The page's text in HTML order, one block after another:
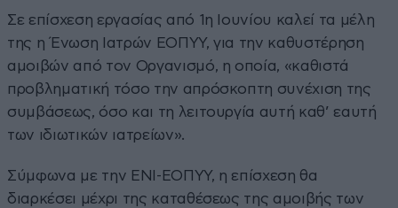
Σε επίσχεση εργασίας από 1η Ιουνίου καλεί τα μέλη
της η Ένωση Ιατρών ΕΟΠΥΥ, για την καθυστέρηση
αμοιβών από τον Οργανισμό, η οποία, «καθιστά
προβληματική τόσο την απρόσκοπτη συνέχιση της
συμβάσεως, όσο και τη λειτουργία αυτή καθ’ εαυτή
των ιδιωτικών ιατρείων».
Σύμφωνα με την ΕΝΙ-ΕΟΠΥΥ, η επίσχεση θα
διαρκέσει μέχρι της καταθέσεως της αμοιβής των